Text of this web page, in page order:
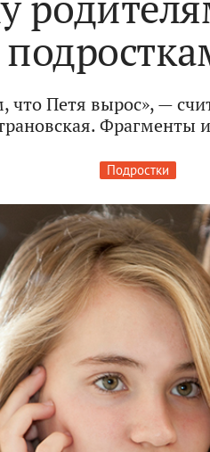
что Петя вырос», —
Фрагменты
Подростки